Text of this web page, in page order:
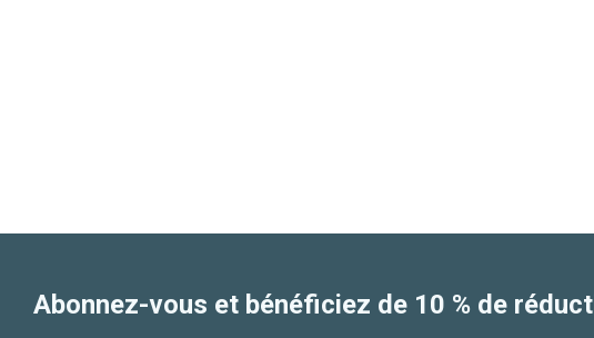
Abonnez-vous et bénéficiez de 10 % de